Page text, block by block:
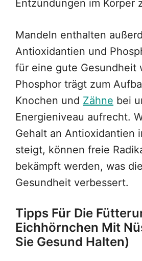
Entzündungen im Körper
Mandeln enthalten
Antioxidantien und
für eine gute Gesundheit
Phosphor trägt zum
Knochen und Zähne bei
Energieniveau aufrecht.
Gehalt an Antioxidantien
steigt, können freie
bekämpft werden, was
Gesundheit verbessert.
Tipps Für Die
Eichhörnchen Mit
Sie Gesund Halten)